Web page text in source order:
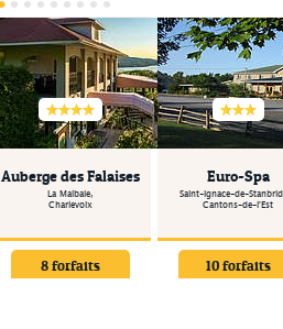
Auberge des Falaises
La Malbaie,
Charlevoix
8forfaits
Euro-Spa
Saint-Ignace-de-
Cantons-de-l'Est
10forfaits